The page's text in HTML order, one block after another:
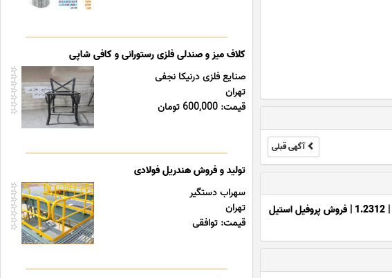
آگهی قبلی
|
1.2312
|فروش پروفیل استیل
کلاف میز و صندلی فلزی رستورانی و کافی شاپی
صنایع فلزی درنیکا نجفی
تهران
قیمت: 600,000 تومان
تولید و فروش هندریل فولادی
سهراب دستگیر
تهران
قیمت: توافقی